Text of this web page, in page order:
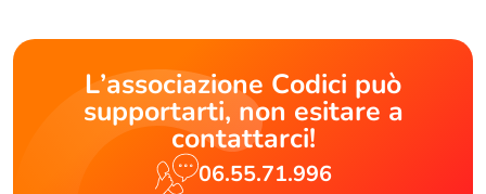
L’associazione Codici può
supportarti, non esitare a
contattarci!
06.55.71.996